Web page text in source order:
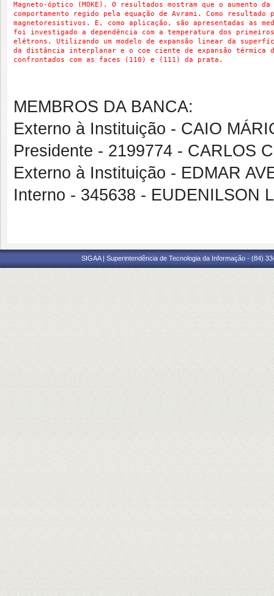
Magneto-óptico (MOKE). O resultados mostram que o aumento
comportamento regido pela equação de Avrami. Como
magnetoresistivos. E, como aplicação, são apresentadas as
foi investigado a dependência com a temperatura dos
elétrons. Utilizando um modelo de expansão linear da
da distância interplanar e o coe ciente de expansão térmica
confrontados com as faces (110) e (111) da prata.
MEMBROS DA BANCA:
Externo à Instituição - CAIO
Presidente - 2199774 - CARLOS
Externo à Instituição - EDMAR
Interno - 345638 - EUDENILSON
SIGAA | Superintendência de Tecnologia da Informação - (84)